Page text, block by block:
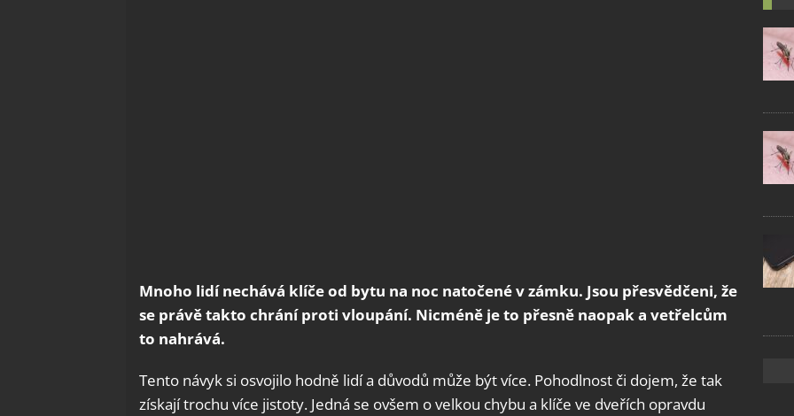
Mnoho lidí nechává klíče od bytu na noc natočené v zámku. Jsou přesvědčeni, že
se právě takto chrání proti vloupání. Nicméně je to přesně naopak a vetřelcům
to nahrává.
Tento návyk si osvojilo hodně lidí a důvodů může být více. Pohodlnost či dojem, že tak
získají trochu více jistoty. Jedná se ovšem o velkou chybu a klíče ve dveřích opravdu